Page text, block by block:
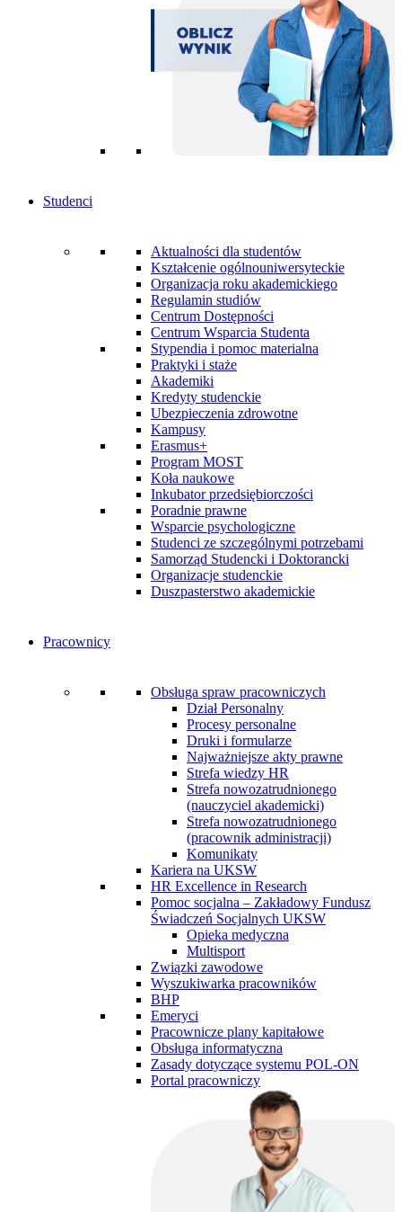
Studenci
Aktualności dla studentów
Kształcenie ogólnouniwersyteckie
Organizacja roku akademickiego
Regulamin studiów
Centrum Dostępności
Centrum Wsparcia Studenta
Stypendia i pomoc materialna
Praktyki i staże
Akademiki
Kredyty studenckie
Ubezpieczenia zdrowotne
Kampusy
Erasmus+
Program MOST
Koła naukowe
Inkubator przedsiębiorczości
Poradnie prawne
Wsparcie psychologiczne
Studenci ze szczególnymi potrzebami
Samorząd Studencki i Doktorancki
Organizacje studenckie
Duszpasterstwo akademickie
Pracownicy
Obsługa spraw pracowniczych
Dział Personalny
Procesy personalne
Druki i formularze
Najważniejsze akty prawne
Strefa wiedzy HR
Strefa nowozatrudnionego
(nauczyciel akademicki)
Strefa nowozatrudnionego
(pracownik administracji)
Komunikaty
Kariera na UKSW
HR Excellence in Research
Pomoc socjalna – Zakładowy Fundusz
Świadczeń Socjalnych UKSW
Opieka medyczna
Multisport
Związki zawodowe
Wyszukiwarka pracowników
BHP
Emeryci
Pracownicze plany kapitałowe
Obsługa informatyczna
Zasady dotyczące systemu POL-ON
Portal pracowniczy